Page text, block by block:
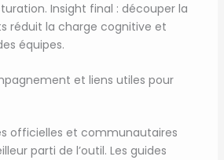
Insight final : découper la
réduit la charge cognitive et
équipes.
et liens utiles pour
officielles et communautaires
parti de l’outil. Les guides